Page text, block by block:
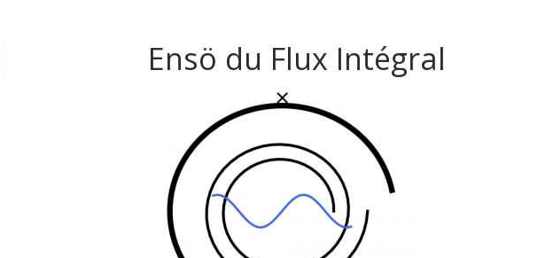
Ensö du Flux Intégral